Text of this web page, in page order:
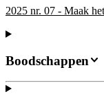
2025 nr. 07 - Maak
Boodschappen